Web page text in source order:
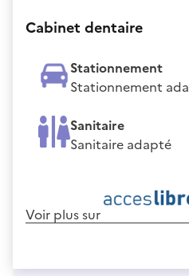
Cabinet dentaire
Stationnement
Stationnement
Sanitaire
Sanitaire adapté
Voir plus sur